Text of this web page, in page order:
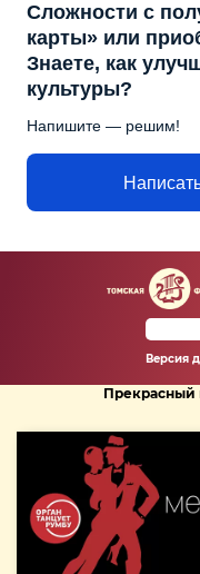
Сложности с
карты» или
Знаете, как
культуры?
Напишите — решим!
Версия
Прекрасный